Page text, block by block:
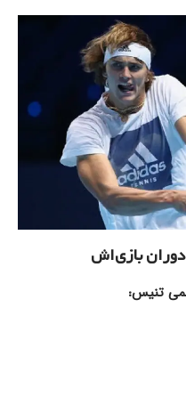
دوران بازی‌اش
تنیس: